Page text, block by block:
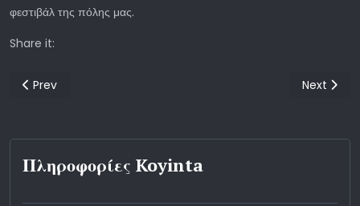
φεστιβάλ της πόλης μας.
Share it:
Previous article: Στα μονοπάτια της τέχνης
Prev Next
Next
Πληροφορίες Koyinta